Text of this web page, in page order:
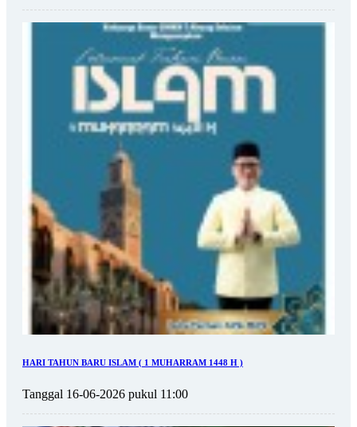
HARI TAHUN BARU ISLAM ( 1 MUHARRAM 1448 H )
Tanggal 16-06-2026 pukul 11:00